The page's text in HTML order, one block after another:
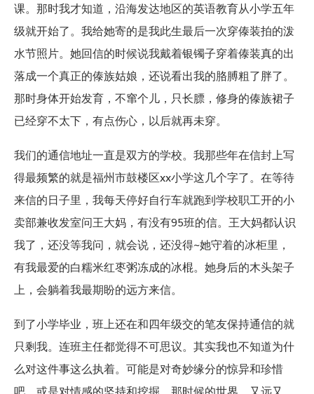
课。那时我才知道，沿海发达地区的英语教育从小学五年
级就开始了。我给她寄的是我此生最后一次穿傣装拍的泼
水节照片。她回信的时候说我戴着银镯子穿着傣装真的出
落成一个真正的傣族姑娘，还说看出我的胳膊粗了胖了。
那时身体开始发育，不窜个儿，只长膘，修身的傣族裙子
已经穿不太下，有点伤心，以后就再未穿。
我们的通信地址一直是双方的学校。我那些年在信封上写
得最频繁的就是福州市鼓楼区xx小学这几个字了。在等待
来信的日子里，我每天停好自行车就跑到学校职工开的小
卖部兼收发室问王大妈，有没有95班的信。王大妈都认识
我了，还没等我问，就会说，还没得~她守着的冰柜里，
有我最爱的白糯米红枣粥冻成的冰棍。她身后的木头架子
上，会躺着我最期盼的远方来信。
到了小学毕业，班上还在和四年级交的笔友保持通信的就
只剩我。连班主任都觉得不可思议。其实我也不知道为什
么对这件事这么执着。可能是对奇妙缘分的惊异和珍惜